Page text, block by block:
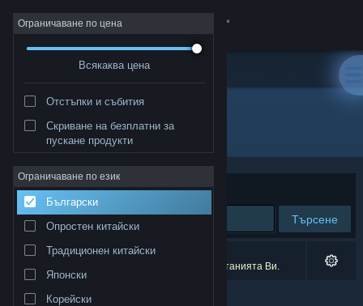
Вписване
Относно
Поддръжка
Смяна на езика
Ограничаване по цена
Всякаква цена
Отстъпки и събития
Скриване на безплатни за
пускане продукти
Ограничаване по език
Български
Опростен китайски
Традиционен китайски
Японски
Корейски
Разработчик: JBroook
Сортиране по Съответстване
Търсене
0 резултата съответстват на търсенето Ви.
4 заглавия бяха изключени спрямо предпочитанията Ви.